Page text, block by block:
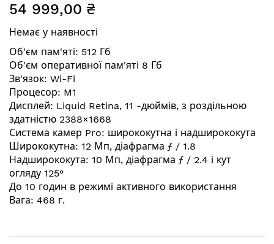
до
галереї
зображень
54 999,00 ₴
Немає у наявності
Об'єм пам'яті: 512 Гб
Об'єм оперативної пам'яті 8 Гб
Зв'язок: Wi-Fi
Процесор: M1
Дисплей: Liquid Retina, 11 -дюймів, з роздільною
здатністю 2388×1668
Система камер Pro: ширококутна і надширококута
Ширококутна: 12 Мп, діафрагма ƒ / 1.8
Надширококута: 10 Мп, діафрагма ƒ / 2.4 і кут
огляду 125°
До 10 годин в режимі активного використання
Вага: 468 г.